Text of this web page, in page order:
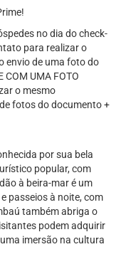
no dia do check-
para realizar o
envio de uma foto do
COM UMA FOTO
o mesmo
fotos do documento +
por sua bela
popular, com
à beira-mar é um
passeios à noite, com
também abriga o
podem adquirir
imersão na cultura